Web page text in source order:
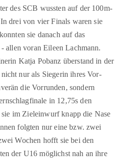
des SCB wussten auf der 100m-
drei von vier Finals waren sie
sie danach auf das
allen voran Eileen Lachmann.
Katja Pobanz überstand in der
nur als Siegerin ihres Vor-
die Vorrunden, sondern
in 12,75s den
im Zieleinwurf knapp die Nase
folgten nur eine bzw. zwei
Wochen hofft sie bei den
der U16 möglichst nah an ihre